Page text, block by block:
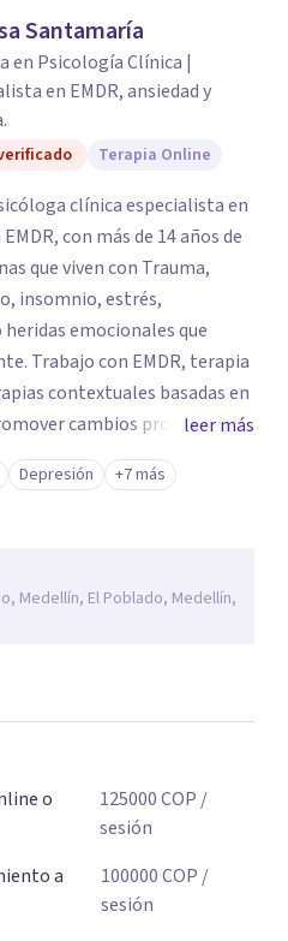
se ajustan a tus
Santamaría
en Psicología Clínica |
en EMDR, ansiedad y
Terapia Online
clínica especialista en
con más de 14 años de
que viven con Trauma,
insomnio, estrés,
emocionales que
Trabajo con EMDR, terapia
contextuales basadas en
cambios profundos y
parejas y
en Medellín y online, en un
leer más
Depresión +7 más
Medellín, El Poblado, Medellín,
o
125000COP /
sesión
a
100000COP /
sesión